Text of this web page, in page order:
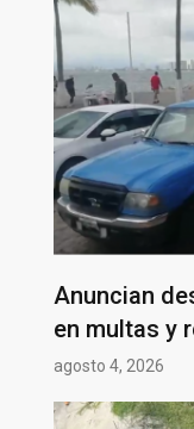
Anuncian
en multas y
agosto 4, 2026